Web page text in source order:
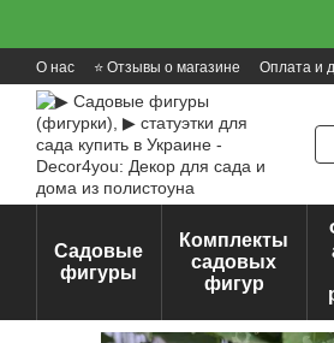
О нас ⭐ Отзывы о магазине Оплата и
Садовые
фигуры
Комплекты
садовых
фигур